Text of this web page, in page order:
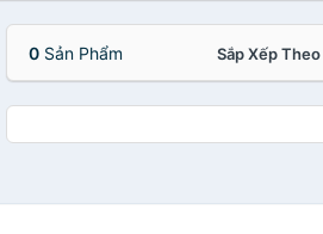
0 Sản Phẩm Sắp Xếp Theo